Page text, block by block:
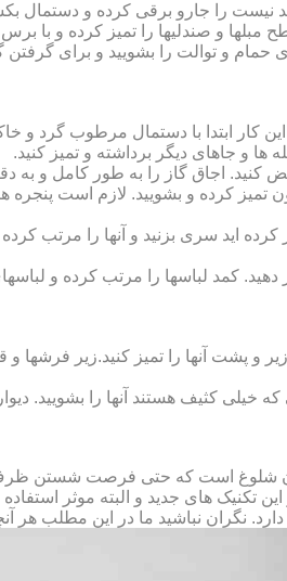
را جارو برقی کرده و دستمال
مبل‏ها و صندلی‏ها را تمیز کرده و با
حمام و توالت را بشویید و برای گرفتن
کار ابتدا با دستمال مرطوب گرد
ها و جاهای دیگر برداشته و تمیز کنید.
کنید. اجاق گاز را به طور کامل و
تمیز کرده و بشویید. لازم است
اید سری بزنید و آنها را مرتب
دهید. کمد لباس‏ها را مرتب کرده و
پشت آنها را تمیز کنید.زیر فرش‏ها و
خیلی کثیف هستند آنها را بشویید.
شلوغ است که حتی فرصت شستن ظرف
این تکنیک های جدید و البته موثر
نگران نباشید ما در این مطلب هر